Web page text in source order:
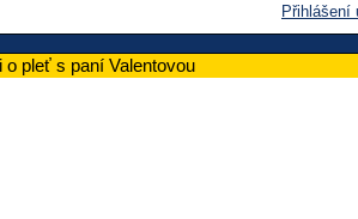
Přihlášení
pleť s paní Valentovou